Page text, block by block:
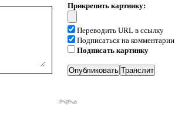
Прикрепить картинку:
Переводить URL в ссылку
Подписаться на комментарии
Подписать картинку